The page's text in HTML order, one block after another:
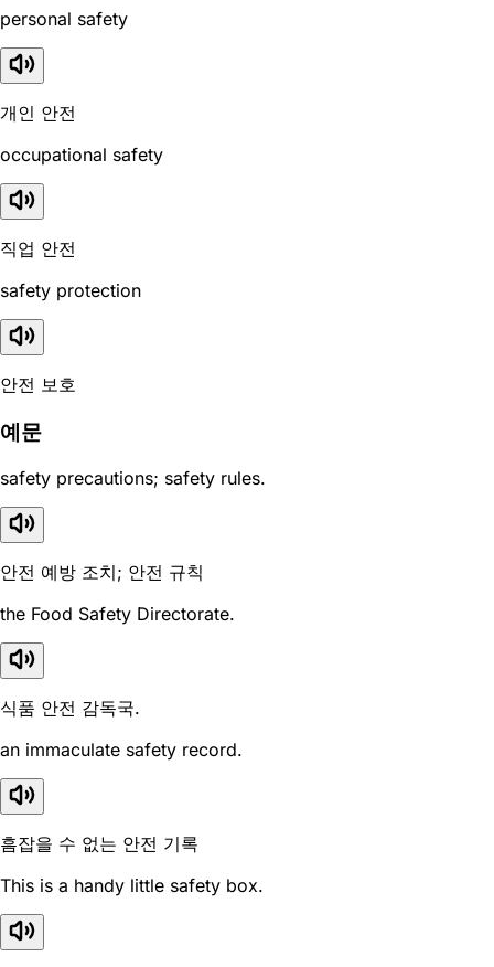
personal safety
개인 안전
occupational safety
직업 안전
safety protection
안전 보호
예문
safety precautions; safety rules.
안전 예방 조치; 안전 규칙
the Food Safety Directorate.
식품 안전 감독국.
an immaculate safety record.
흠잡을 수 없는 안전 기록
This is a handy little safety box.